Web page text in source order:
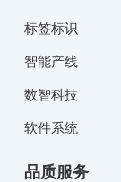
标签标识
智能产线
数智科技
软件系统
品质服务